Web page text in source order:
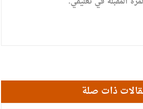
ذات صلة